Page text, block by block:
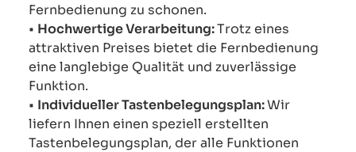
Fernbedienung zu schonen.
• Hochwertige Verarbeitung:Trotz eines
attraktiven Preises bietet die Fernbedienung
eine langlebige Qualität und zuverlässige
Funktion.
• Individueller Tastenbelegungsplan:Wir
liefern Ihnen einen speziell erstellten
Tastenbelegungsplan, der alle Funktionen